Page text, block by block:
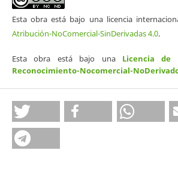
Esta obra está bajo una licencia
Atribución-NoComercial-SinDerivadas 4.0.
Esta obra está bajo una Licencia de
Reconocimiento-Nocomercial-